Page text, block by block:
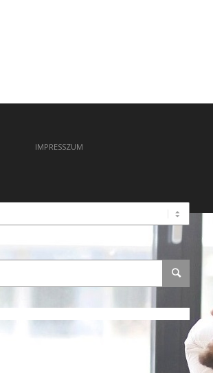
IMPRESSZUM